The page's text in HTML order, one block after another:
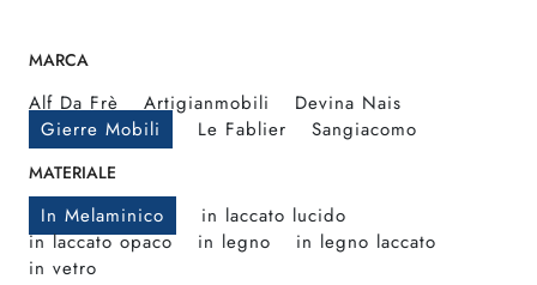
MARCA
Alf Da Frè Artigianmobili
Devina Nais
Gierre Mobili
Le Fablier Sangiacomo
MATERIALE
In Melaminico
in laccato lucido
in laccato opaco
in legno
in legno laccato
in vetro